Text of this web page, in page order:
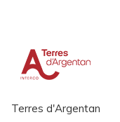
Terres d'Argentan